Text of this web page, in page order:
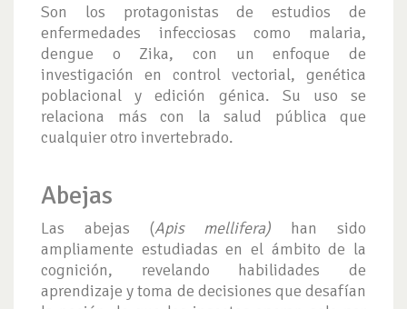
Son los protagonistas de estudios de
enfermedades infecciosas como malaria,
dengue o Zika, con un enfoque de
investigación en control vectorial, genética
poblacional y edición génica. Su uso se
relaciona más con la salud pública que
cualquier otro invertebrado.
Abejas
Las abejas (Apis mellifera) han sido
ampliamente estudiadas en el ámbito de la
cognición, revelando habilidades de
aprendizaje y toma de decisiones que desafían